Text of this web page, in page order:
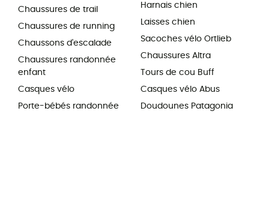
Chaussures de trail
Chaussures de running
Chaussons d'escalade
Chaussures randonnée
enfant
Casques vélo
Porte-bébés randonnée
Harnais chien
Laisses chien
Sacoches vélo Ortlieb
Chaussures Altra
Tours de cou Buff
Casques vélo Abus
Doudounes Patagonia